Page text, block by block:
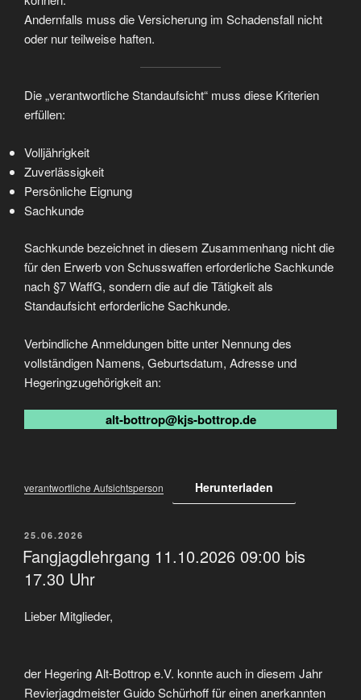
Andernfalls muss die Versicherung im Schadensfall nicht
oder nur teilweise haften.
Die „verantwortliche Standaufsicht“ muss diese Kriterien
erfüllen:
Volljährigkeit
Zuverlässigkeit
Persönliche Eignung
Sachkunde
Sachkunde bezeichnet in diesem Zusammenhang nicht die
für den Erwerb von Schusswaffen erforderliche Sachkunde
nach §7 WaffG, sondern die auf die Tätigkeit als
Standaufsicht erforderliche Sachkunde.
Verbindliche Anmeldungen bitte unter Nennung des
vollständigen Namens, Geburtsdatum, Adresse und
Hegeringzugehörigkeit an:
alt-bottrop@kjs-bottrop.de
verantwortliche Aufsichtsperson Herunterladen
VERÖFFENTLICHT
AM
25.06.2026
Fangjagdlehrgang 11.10.2026 09:00 bis
17.30 Uhr
Lieber Mitglieder,
der Hegering Alt-Bottrop e.V. konnte auch in diesem Jahr
Revierjagdmeister Guido Schürhoff für einen anerkannten